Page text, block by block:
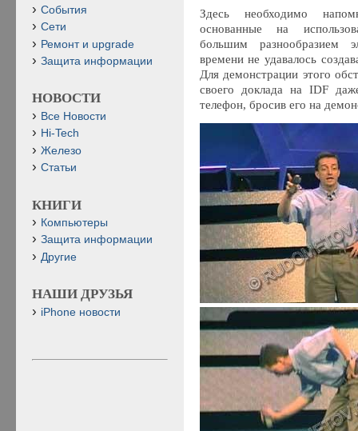
Здесь необходимо
основанные на
большим разнообразием
времени не удавалось
Для демонстрации этого
своего доклада на IDF
телефон, бросив его на
События
Сети
Ремонт и upgrade
Защита информации
НОВОСТИ
Все Новости
Hi-Tech
Железо
Статьи
КНИГИ
Компьютеры
Защита информации
Другие
НАШИ ДРУЗЬЯ
iPhone новости